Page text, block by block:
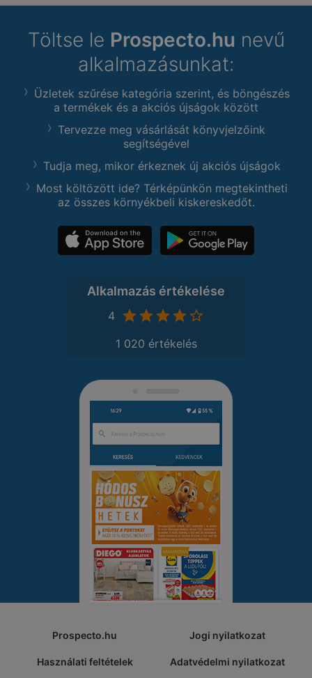
Töltse le Prospecto.hu nevű
alkalmazásunkat:
Üzletek szűrése kategória szerint, és böngészés
a termékek és a akciós újságok között
Tervezze meg vásárlását könyvjelzőink
segítségével
Tudja meg, mikor érkeznek új akciós újságok
Most költözött ide? Térképünkön megtekintheti
az összes környékbeli kiskereskedőt.
Alkalmazás értékelése
4
1 020 értékelés
Prospecto.hu Jogi nyilatkozat
Használati feltételek Adatvédelmi nyilatkozat